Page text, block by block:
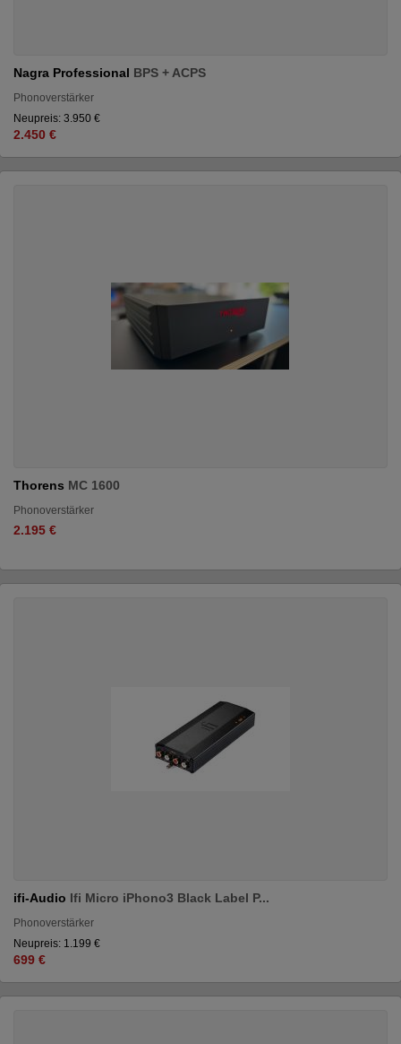
Nagra Professional BPS + ACPS
Phonoverstärker
Neupreis: 3.950 €
2.450 €
Thorens MC 1600
Phonoverstärker
2.195 €
ifi-Audio Ifi Micro iPhono3 Black Label P...
Phonoverstärker
Neupreis: 1.199 €
699 €